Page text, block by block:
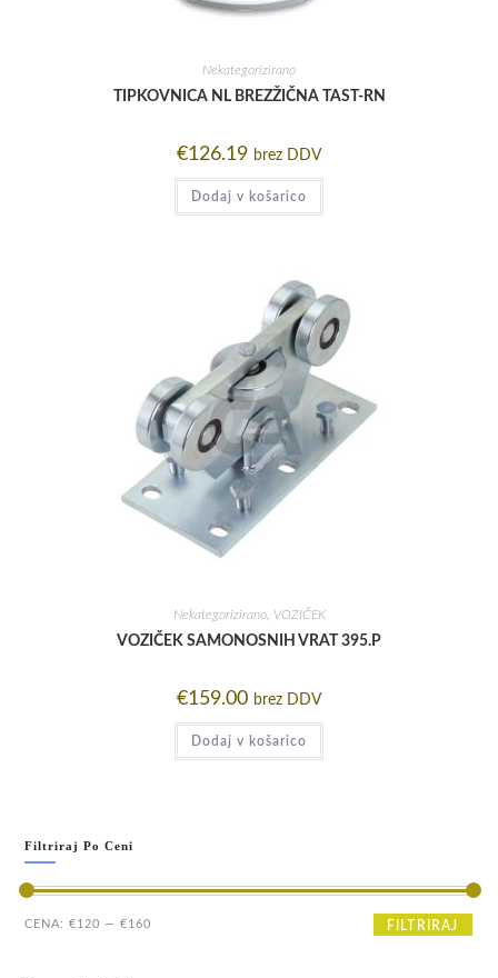
Nekategorizirano
TIPKOVNICA NL BREZŽIČNA TAST-RN
€126.19 brez DDV
Dodaj v košarico
Nekategorizirano, VOZIČEK
VOZIČEK SAMONOSNIH VRAT 395.P
€159.00 brez DDV
Dodaj v košarico
Filtriraj Po Ceni
Min
Max
FILTRIRAJ
CENA:€120 —€160